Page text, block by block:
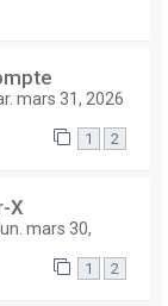
mars 31, 2026
1 2
X
lun. mars 30,
1 2